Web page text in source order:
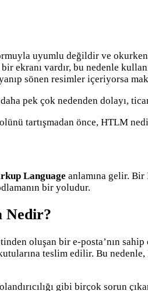
uyumlu değildir ve okurken
ekranı vardır, bu nedenle
sönen resimler içeriyorsa
pek çok nedenden dolayı,
tartışmadan önce, HTLM
Language anlamına gelir.
bir yoludur.
Nedir?
oluşan bir e-posta’nın
teslim edilir. Bu
gibi birçok sorun